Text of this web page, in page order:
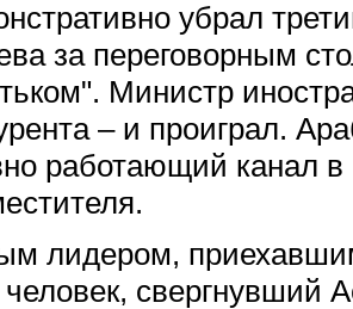
убрал
за переговорным
Министр
– и проиграл.
работающий канал в
лидером,
свергнувший